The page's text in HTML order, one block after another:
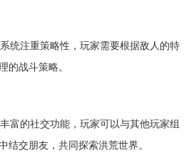
统注重策略性，玩家需要根据敌人的特
的战斗策略。
富的社交功能，玩家可以与其他玩家组
结交朋友，共同探索洪荒世界。